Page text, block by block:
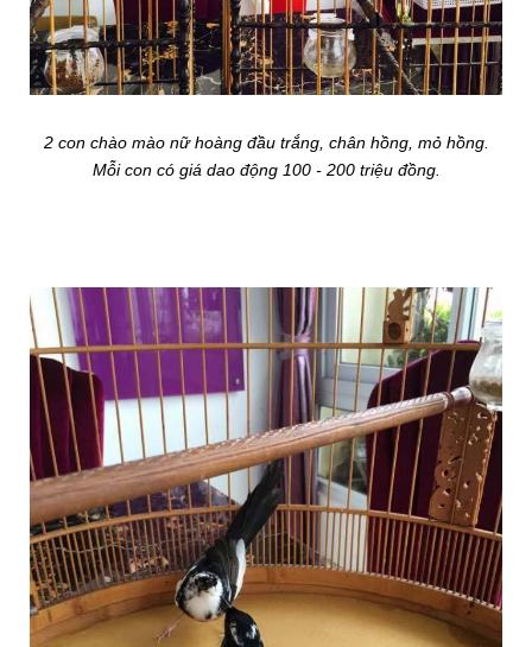
2 con chào mào nữ hoàng đầu trắng, chân hồng, mỏ hồng.
Mỗi con có giá dao động 100 - 200 triệu đồng.